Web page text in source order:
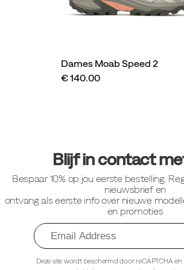
Dames Moab Speed 2
€ 140.00
Blijf in contact
Bespaar 10% op jou eerste bestelling.
nieuwsbrief en
ontvang als eerste info over nieuwe
en promoties
Deze site wordt beschermd door reCAPTCHA